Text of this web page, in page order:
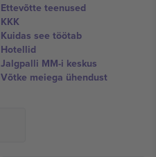
Ettevõtte teenused
KKK
Kuidas see töötab
Hotellid
Jalgpalli MM-i keskus
Võtke meiega ühendust